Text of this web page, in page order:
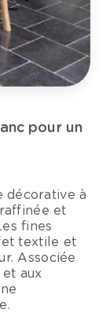
pour un
décorative à
et
fines
textile et
Associée
aux